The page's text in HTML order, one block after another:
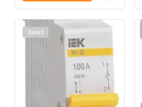
Заказ